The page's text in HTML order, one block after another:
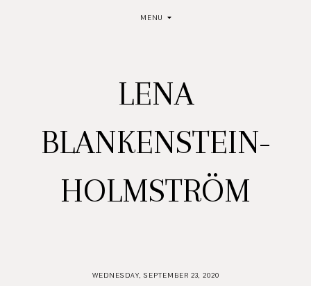
MENU
LENA
BLANKENSTEIN-
HOLMSTRÖM
WEDNESDAY, SEPTEMBER 23, 2020